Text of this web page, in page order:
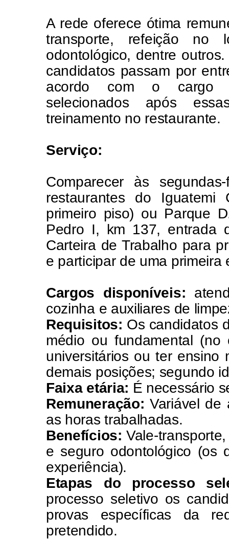
A rede oferece ótima
transporte, refeição no
odontológico, dentre
candidatos passam por
acordo com o cargo
selecionados após
treinamento no restaurante.
Serviço:
Comparecer às
restaurantes do Iguatemi
primeiro piso) ou Parque
Pedro I, km 137, entrada
Carteira de Trabalho para
e participar de uma primeira
Cargos disponíveis:
cozinha e auxiliares de
Requisitos: Os candidatos
médio ou fundamental
universitários ou ter ensino
demais posições; segundo
Faixa etária: É necessário
Remuneração: Variável de
as horas trabalhadas.
Benefícios: Vale-
e seguro odontológico (os
experiência).
Etapas do processo
processo seletivo os
provas específicas da
pretendido.